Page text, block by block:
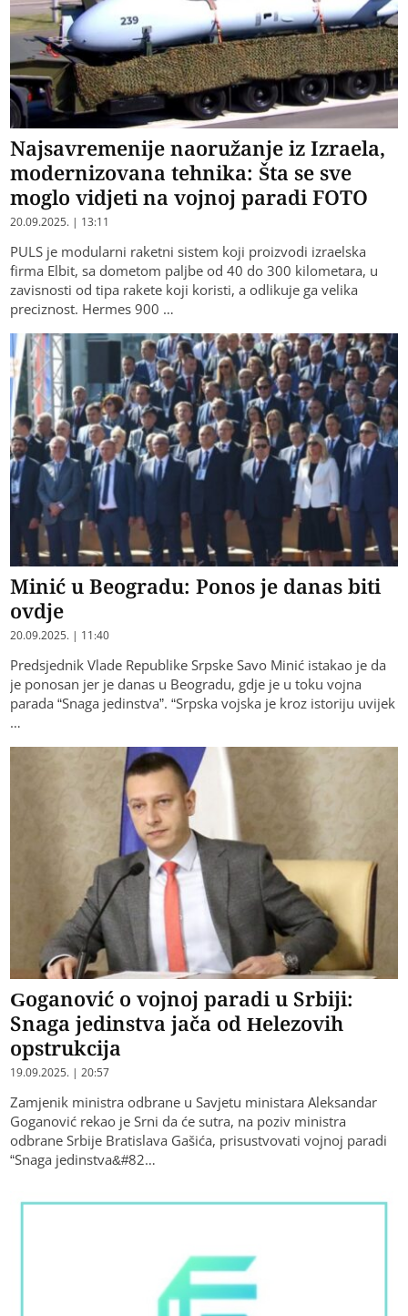
Najsavremenije naoružanje iz Izraela,
modernizovana tehnika: Šta se sve
moglo vidjeti na vojnoj paradi FOTO
20.09.2025. | 13:11
PULS je modularni raketni sistem koji proizvodi izraelska
firma Elbit, sa dometom paljbe od 40 do 300 kilometara, u
zavisnosti od tipa rakete koji koristi, a odlikuje ga velika
preciznost. Hermes 900 …
Minić u Beogradu: Ponos je danas biti
ovdje
20.09.2025. | 11:40
Predsjednik Vlade Republike Srpske Savo Minić istakao je da
je ponosan jer je danas u Beogradu, gdje je u toku vojna
parada “Snaga jedinstva”. “Srpska vojska je kroz istoriju uvijek
…
Goganović o vojnoj paradi u Srbiji:
Snaga jedinstva jača od Helezovih
opstrukcija
19.09.2025. | 20:57
Zamjenik ministra odbrane u Savjetu ministara Aleksandar
Goganović rekao je Srni da će sutra, na poziv ministra
odbrane Srbije Bratislava Gašića, prisustvovati vojnoj paradi
“Snaga jedinstva&#82…